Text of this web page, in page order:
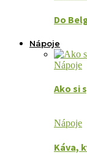
Do
Nápoje
Nápoje
Ako si
Nápoje
Káva,